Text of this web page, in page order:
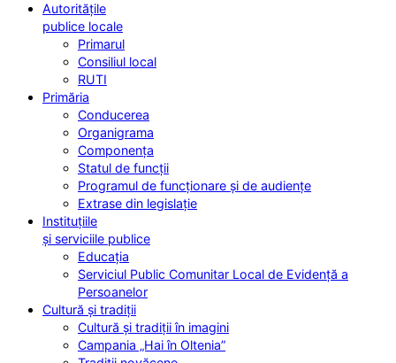
Autoritățile
publice locale
Primarul
Consiliul local
RUTI
Primăria
Conducerea
Organigrama
Componența
Statul de funcții
Programul de funcționare și de audiențe
Extrase din legislație
Instituțiile
și serviciile publice
Educația
Serviciul Public Comunitar Local de Evidență a
Persoanelor
Cultură și tradiții
Cultură și tradiții în imagini
Campania „Hai în Oltenia”